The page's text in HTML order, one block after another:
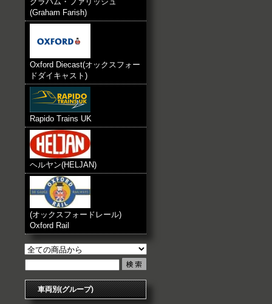
(Graham Farish)
Oxford Diecast(オックスフォー
ドダイキャスト)
Rapido Trains UK
ヘルヤン(HELJAN)
(オックスフォードレール)
Oxford Rail
車両別(グループ)